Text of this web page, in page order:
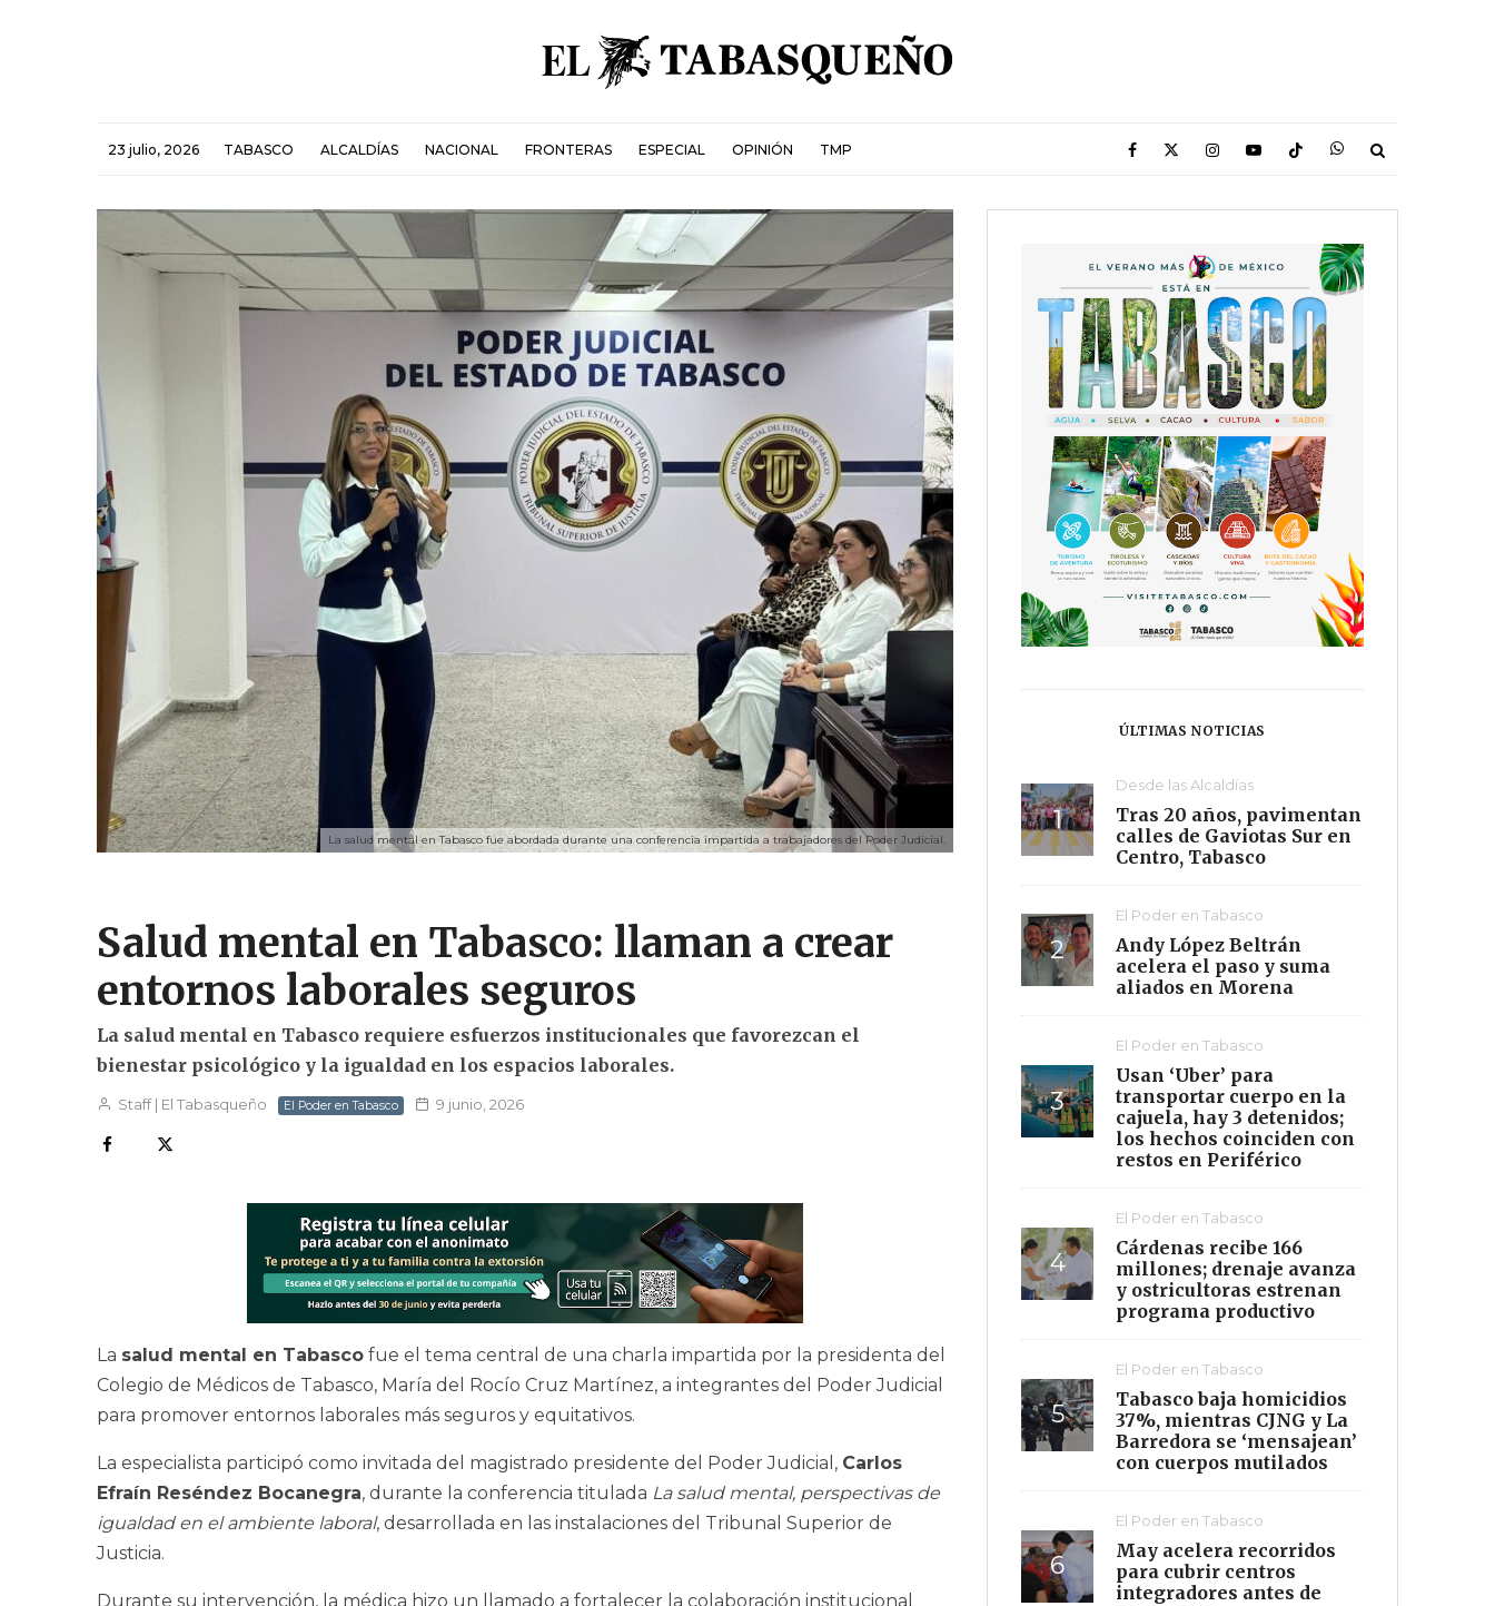
23 julio, 2026 TABASCO ALCALDÍAS NACIONAL FRONTERAS ESPECIAL OPINIÓN TMP
La salud mental en Tabasco fue abordada durante una conferencia impartida a trabajadores del Poder Judicial.
Salud mental en Tabasco: llaman a crear
entornos laborales seguros
La salud mental en Tabasco requiere esfuerzos institucionales que favorezcan el
bienestar psicológico y la igualdad en los espacios laborales.
Staff | El Tabasqueño El Poder en Tabasco 9 junio, 2026
La salud mental en Tabasco fue el tema central de una charla impartida por la presidenta del
Colegio de Médicos de Tabasco, María del Rocío Cruz Martínez, a integrantes del Poder Judicial
para promover entornos laborales más seguros y equitativos.
La especialista participó como invitada del magistrado presidente del Poder Judicial, Carlos
Efraín Reséndez Bocanegra, durante la conferencia titulada La salud mental, perspectivas de
igualdad en el ambiente laboral, desarrollada en las instalaciones del Tribunal Superior de
Justicia.
Durante su intervención, la médica hizo un llamado a fortalecer la colaboración institucional
ÚLTIMAS NOTICIAS
Desde las Alcaldías
Tras 20 años, pavimentan
calles de Gaviotas Sur en
Centro, Tabasco
El Poder en Tabasco
Andy López Beltrán
acelera el paso y suma
aliados en Morena
El Poder en Tabasco
Usan ‘Uber’ para
transportar cuerpo en la
cajuela, hay 3 detenidos;
los hechos coinciden con
restos en Periférico
El Poder en Tabasco
Cárdenas recibe 166
millones; drenaje avanza
y ostricultoras estrenan
programa productivo
El Poder en Tabasco
Tabasco baja homicidios
37%, mientras CJNG y La
Barredora se ‘mensajean’
con cuerpos mutilados
El Poder en Tabasco
May acelera recorridos
para cubrir centros
integradores antes de